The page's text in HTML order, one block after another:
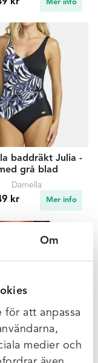
Om
för att anpassa
medier och
Mer info
baddräkt Julia -
grå blad
Damella
kr Mer info
Azores bikinibh